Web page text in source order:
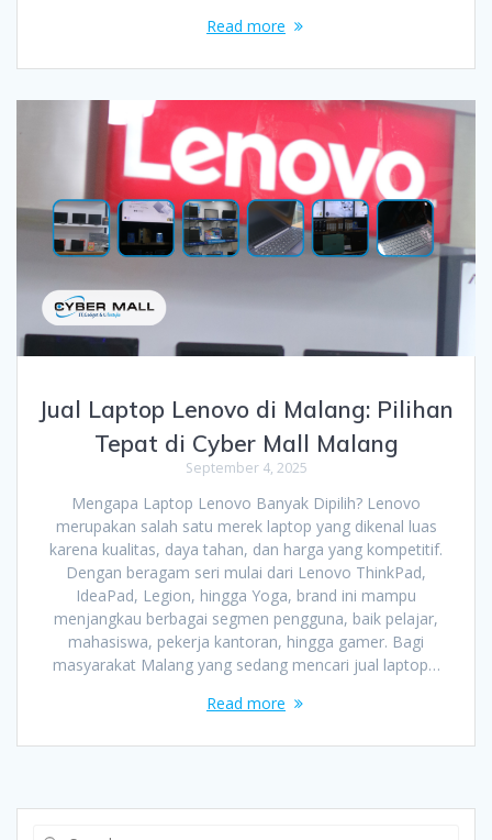
Read more
Jual Laptop Lenovo di Malang: Pilihan
Tepat di Cyber Mall Malang
September 4, 2025
Mengapa Laptop Lenovo Banyak Dipilih? Lenovo
merupakan salah satu merek laptop yang dikenal luas
karena kualitas, daya tahan, dan harga yang kompetitif.
Dengan beragam seri mulai dari Lenovo ThinkPad,
IdeaPad, Legion, hingga Yoga, brand ini mampu
menjangkau berbagai segmen pengguna, baik pelajar,
mahasiswa, pekerja kantoran, hingga gamer. Bagi
masyarakat Malang yang sedang mencari jual laptop…
Read more